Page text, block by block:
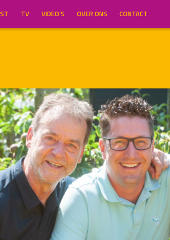
TV VIDEO’S OVER ONS CONTACT